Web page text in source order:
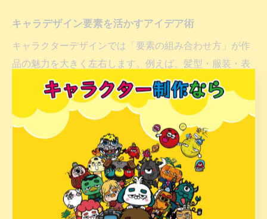
キャラデザイン要素を活かすアイデア術
キャラクターデザインでは「要素の組み合わせ方」が作
品の魅力を大きく左右します。例えば、髪型・服装・表
情・小物などのパーツごとに個性を持たせることで、見
る人の印象に残りやすいキャラクターが完成します。ま
ずは「キャラクターデザイン 要素」としてリストアップ
し、どの部分で個性を出すか検討しましょう。
初心者は、既存のキャラクターを観察して、「自分なら
どうアレンジするか」を考えるのも有効な方法です。配
色やシルエットを変えたり、設定画を何パターンか描い
てみることで、徐々に自分らしいアレンジが身につきま